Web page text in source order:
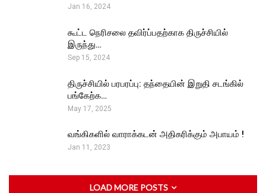
Jan 16, 2024
கூட்ட நெரிசலை தவிர்ப்பதற்காக திருச்சியில்
இருந்து…
Sep 15, 2024
திருச்சியில் பரபரப்பு: தந்தையின் இறுதி சடங்கில்
பங்கேற்க…
May 17, 2025
வங்கிகளில் வாராக்கடன் அதிகரிக்கும் அபாயம் !
Jan 11, 2023
LOAD MORE POSTS